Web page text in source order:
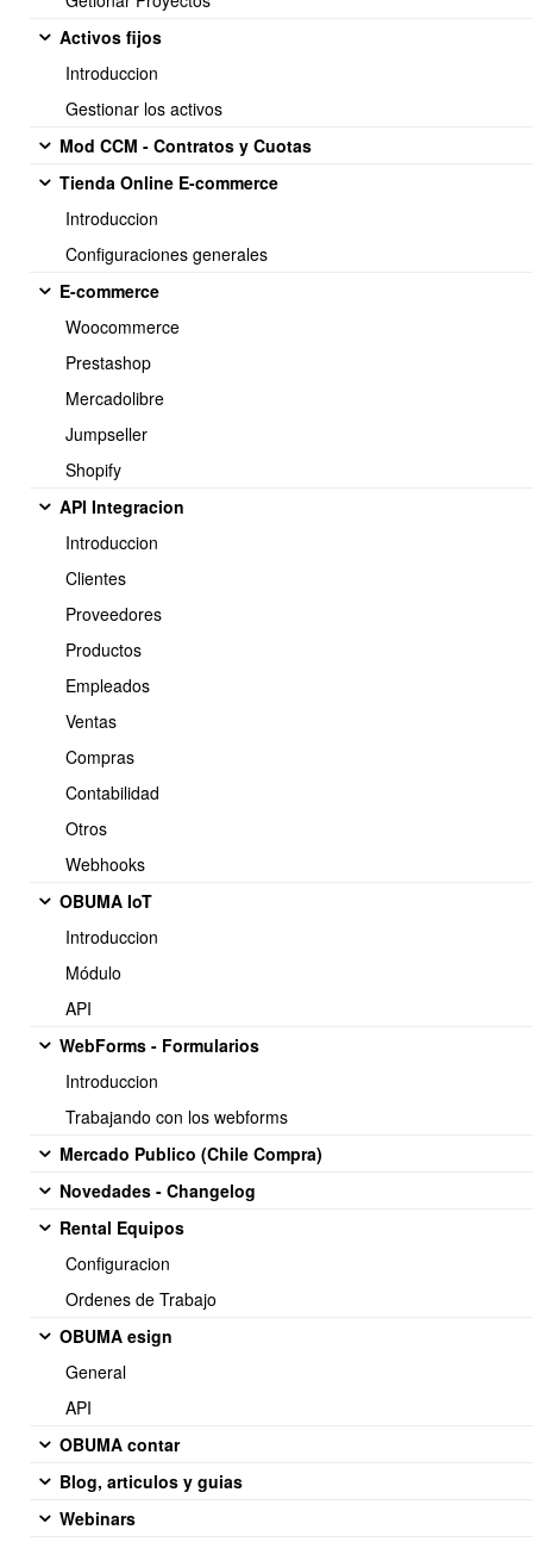
Activos fijos
Introduccion
Gestionar los activos
Mod CCM - Contratos y Cuotas
Tienda Online E-commerce
Introduccion
Configuraciones generales
E-commerce
Woocommerce
Prestashop
Mercadolibre
Jumpseller
Shopify
API Integracion
Introduccion
Clientes
Proveedores
Productos
Empleados
Ventas
Compras
Contabilidad
Otros
Webhooks
OBUMA IoT
Introduccion
Módulo
API
WebForms - Formularios
Introduccion
Trabajando con los webforms
Mercado Publico (Chile Compra)
Novedades - Changelog
Rental Equipos
Configuracion
Ordenes de Trabajo
OBUMA esign
General
API
OBUMA contar
Blog, articulos y guias
Webinars
sube a OBUMA
2.- Vincular cada producto a cada ubicación en cada bodega
Existen dos formas:
a) Desde la ficha de cada producto.
b) De forma MAsiva con archivo excel (csv)